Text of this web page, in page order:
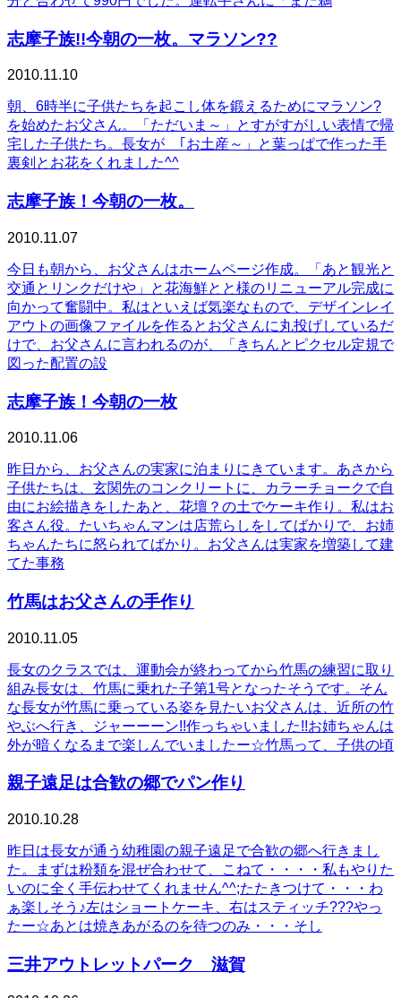
志摩子族!!今朝の一枚。マラソン??
2010.11.10
朝、6時半に子供たちを起こし体を鍛えるためにマラソン?
を始めたお父さん。「ただいま～」とすがすがしい表情で帰
宅した子供たち。長女が ｢お土産～」と葉っぱで作った手
裏剣とお花をくれました^^
志摩子族！今朝の一枚。
2010.11.07
今日も朝から、お父さんはホームページ作成。「あと観光と
交通とリンクだけや」と花海鮮とと様のリニューアル完成に
向かって奮闘中。私はといえば気楽なもので、デザインレイ
アウトの画像ファイルを作るとお父さんに丸投げしているだ
けで、お父さんに言われるのが、「きちんとピクセル定規で
図った配置の設
志摩子族！今朝の一枚
2010.11.06
昨日から、お父さんの実家に泊まりにきています。あさから
子供たちは、玄関先のコンクリートに、カラーチョークで自
由にお絵描きをしたあと、花壇？の土でケーキ作り。私はお
客さん役。たいちゃんマンは店荒らしをしてばかりで、お姉
ちゃんたちに怒られてばかり。お父さんは実家を増築して建
てた事務
竹馬はお父さんの手作り
2010.11.05
長女のクラスでは、運動会が終わってから竹馬の練習に取り
組み長女は、竹馬に乗れた子第1号となったそうです。そん
な長女が竹馬に乗っている姿を見たいお父さんは、近所の竹
やぶへ行き、ジャーーーン!!作っちゃいました!!お姉ちゃんは
外が暗くなるまで楽しんでいましたー☆竹馬って、子供の頃
親子遠足は合歓の郷でパン作り
2010.10.28
昨日は長女が通う幼稚園の親子遠足で合歓の郷へ行きまし
た。まずは粉類を混ぜ合わせて、こねて・・・・私もやりた
いのに全く手伝わせてくれません^^;たたきつけて・・・わ
ぁ楽しそう♪左はショートケーキ、右はスティッチ???やっ
たー☆あとは焼きあがるのを待つのみ・・・そし
三井アウトレットパーク 滋賀